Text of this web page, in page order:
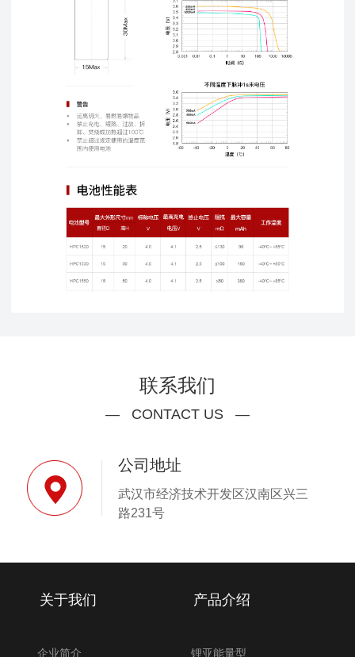
联系我们
— CONTACT US —
公司地址
武汉市经济技术开发区汉南区兴三
路231号
关于我们
企业简介
产品介绍
锂亚能量型